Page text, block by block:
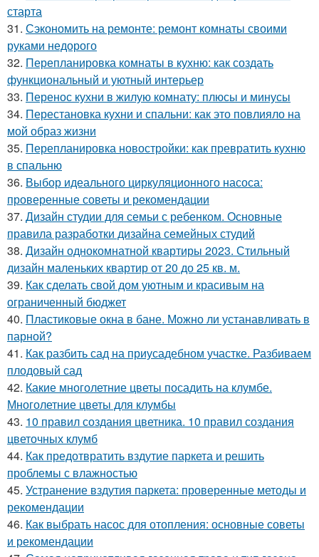
старта
31. Сэкономить на ремонте: ремонт комнаты своими
руками недорого
32. Перепланировка комнаты в кухню: как создать
функциональный и уютный интерьер
33. Перенос кухни в жилую комнату: плюсы и минусы
34. Перестановка кухни и спальни: как это повлияло на
мой образ жизни
35. Перепланировка новостройки: как превратить кухню
в спальню
36. Выбор идеального циркуляционного насоса:
проверенные советы и рекомендации
37. Дизайн студии для семьи с ребенком. Основные
правила разработки дизайна семейных студий
38. Дизайн однокомнатной квартиры 2023. Стильный
дизайн маленьких квартир от 20 до 25 кв. м.
39. Как сделать свой дом уютным и красивым на
ограниченный бюджет
40. Пластиковые окна в бане. Можно ли устанавливать в
парной?
41. Как разбить сад на приусадебном участке. Разбиваем
плодовый сад
42. Какие многолетние цветы посадить на клумбе.
Многолетние цветы для клумбы
43. 10 правил создания цветника. 10 правил создания
цветочных клумб
44. Как предотвратить вздутие паркета и решить
проблемы с влажностью
45. Устранение вздутия паркета: проверенные методы и
рекомендации
46. Как выбрать насос для отопления: основные советы
и рекомендации